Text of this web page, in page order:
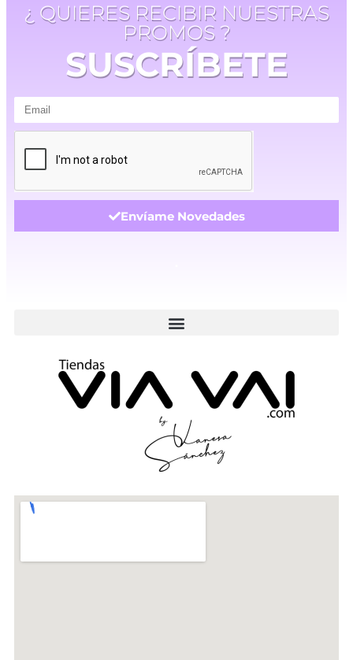
¿ QUIERES RECIBIR NUESTRAS
PROMOS ?
SUSCRÍBETE
Envíame Novedades